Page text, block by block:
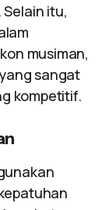
itu,
musiman,
sangat
kompetitif.